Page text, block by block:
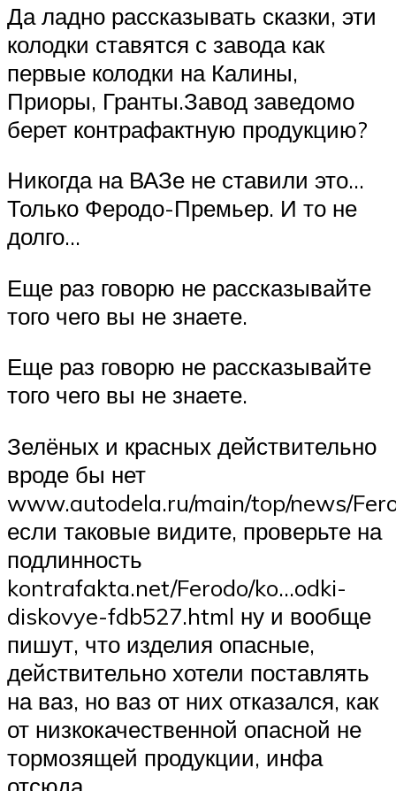
Да ладно рассказывать сказки, эти
колодки ставятся с завода как
первые колодки на Калины,
Приоры, Гранты.Завод заведомо
берет контрафактную продукцию?
Никогда на ВАЗе не ставили это…
Только Феродо-Премьер. И то не
долго…
Еще раз говорю не рассказывайте
того чего вы не знаете.
Еще раз говорю не рассказывайте
того чего вы не знаете.
Зелёных и красных действительно
вроде бы нет
www.autodela.ru/main/top/news/
если таковые видите, проверьте на
подлинность
kontrafakta.net/Ferodo/ko…odki-
diskovye-fdb527.html ну и вообще
пишут, что изделия опасные,
действительно хотели поставлять
на ваз, но ваз от них отказался, как
от низкокачественной опасной не
тормозящей продукции, инфа